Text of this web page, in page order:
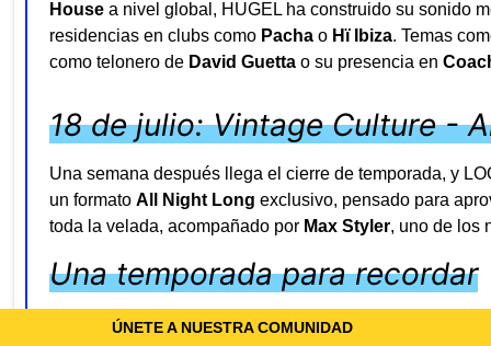
ÚNETE A NUESTRA COMUNIDAD
House a nivel global, HUGEL ha construido su sonido
residencias en clubs como Pacha o Hï Ibiza. Temas
como telonero de David Guetta o su presencia en
18 de julio: Vintage Culture -
Una semana después llega el cierre de temporada, y
un formato All Night Long exclusivo, pensado para
toda la velada, acompañado por Max Styler, uno de los
Una temporada para recordar
Estas dos fechas son la culminación de una